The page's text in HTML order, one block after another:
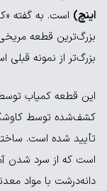
اینچ)
بزرگ‌ترین قطعه
بزرگ‌تر از نمونه قبلی
این قطعه کمیاب
کشف‌شده توسط
تأیید شده است.
است که از سرد شدن
دانه‌درشت با مواد